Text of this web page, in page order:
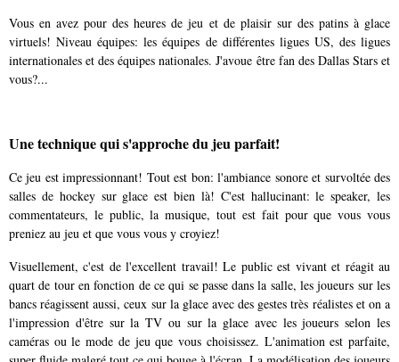
Vous en avez pour des heures de jeu et de plaisir sur des patins à glace
virtuels! Niveau équipes: les équipes de différentes ligues US, des ligues
internationales et des équipes nationales. J'avoue être fan des Dallas Stars et
vous?...
Une technique qui s'approche du jeu parfait!
Ce jeu est impressionnant! Tout est bon: l'ambiance sonore et survoltée des
salles de hockey sur glace est bien là! C'est hallucinant: le speaker, les
commentateurs, le public, la musique, tout est fait pour que vous vous
preniez au jeu et que vous vous y croyiez!
Visuellement, c'est de l'excellent travail! Le public est vivant et réagit au
quart de tour en fonction de ce qui se passe dans la salle, les joueurs sur les
bancs réagissent aussi, ceux sur la glace avec des gestes très réalistes et on a
l'impression d'être sur la TV ou sur la glace avec les joueurs selon les
caméras ou le mode de jeu que vous choisissez. L'animation est parfaite,